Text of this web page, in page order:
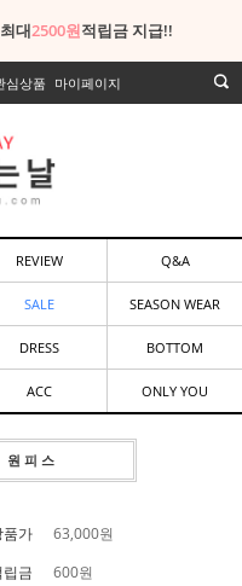
대2500원적립금 지급!!
심상품 마이페이지
REVIEW Q&A
SALE SEASON WEAR
DRESS BOTTOM
ACC ONLY YOU
피스
품가 63,000원
립금
600원